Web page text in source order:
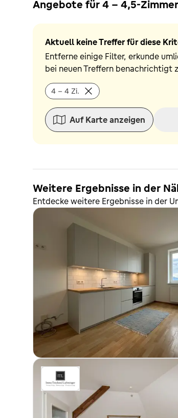
Angebote für 4 - 4,5-
Aktuell keine Treffer für diese
Entferne einige Filter, erkunde
bei neuen Treffern benachrichtigt
4 - 4 Zi.
Auf Karte anzeigen
Weitere Ergebnisse in der
Entdecke weitere Ergebnisse in der